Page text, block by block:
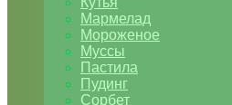
Мармелад
Мороженое
Муссы
Пастила
Пудинг
Сорбет